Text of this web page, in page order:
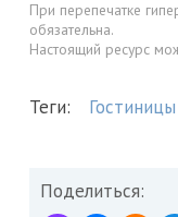
При перепечатке
обязательна.
Настоящий ресурс
Теги: Гостиницы
Поделиться: